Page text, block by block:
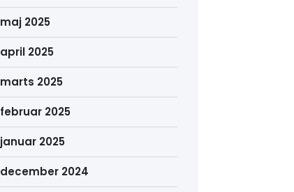
maj 2025
april 2025
marts 2025
februar 2025
januar 2025
december 2024